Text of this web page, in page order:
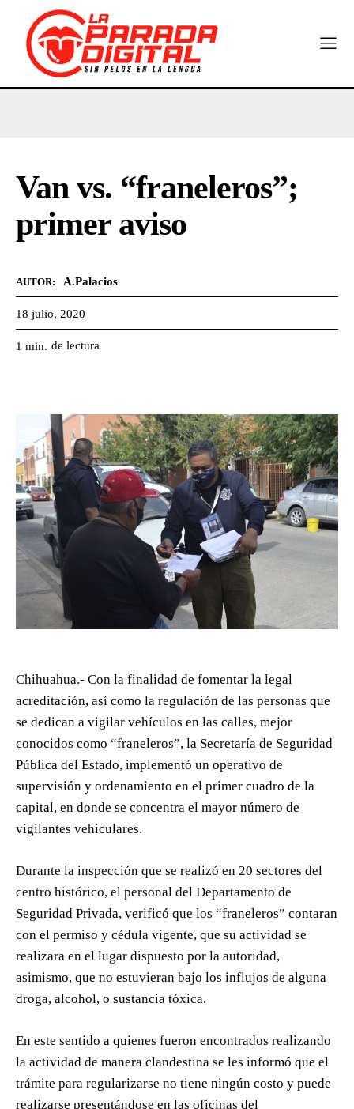
Van vs. “franeleros”;
primer aviso
AUTOR: A.Palacios
18 julio, 2020
1 min. de lectura
Chihuahua.- Con la finalidad de fomentar la legal
acreditación, así como la regulación de las personas que
se dedican a vigilar vehículos en las calles, mejor
conocidos como “franeleros”, la Secretaría de Seguridad
Pública del Estado, implementó un operativo de
supervisión y ordenamiento en el primer cuadro de la
capital, en donde se concentra el mayor número de
vigilantes vehiculares.
Durante la inspección que se realizó en 20 sectores del
centro histórico, el personal del Departamento de
Seguridad Privada, verificó que los “franeleros” contaran
con el permiso y cédula vigente, que su actividad se
realizara en el lugar dispuesto por la autoridad,
asimismo, que no estuvieran bajo los influjos de alguna
droga, alcohol, o sustancia tóxica.
En este sentido a quienes fueron encontrados realizando
la actividad de manera clandestina se les informó que el
trámite para regularizarse no tiene ningún costo y puede
realizarse presentándose en las oficinas del